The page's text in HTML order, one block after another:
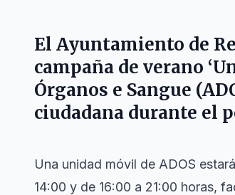
El Ayuntamiento de
campaña de verano
Órganos e Sangue
ciudadana durante el
Una unidad móvil de ADOS
14:00 y de 16:00 a 21:00 horas,